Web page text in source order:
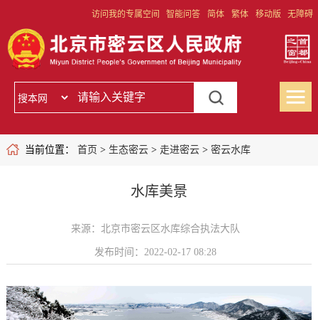
访问我的专属空间 智能问答 简体 繁体 移动版 无障碍
当前位置： 首页 > 生态密云> 走进密云> 密云水库
水库美景
来源：北京市密云区水库综合执法大队
发布时间：2022-02-17 08:28